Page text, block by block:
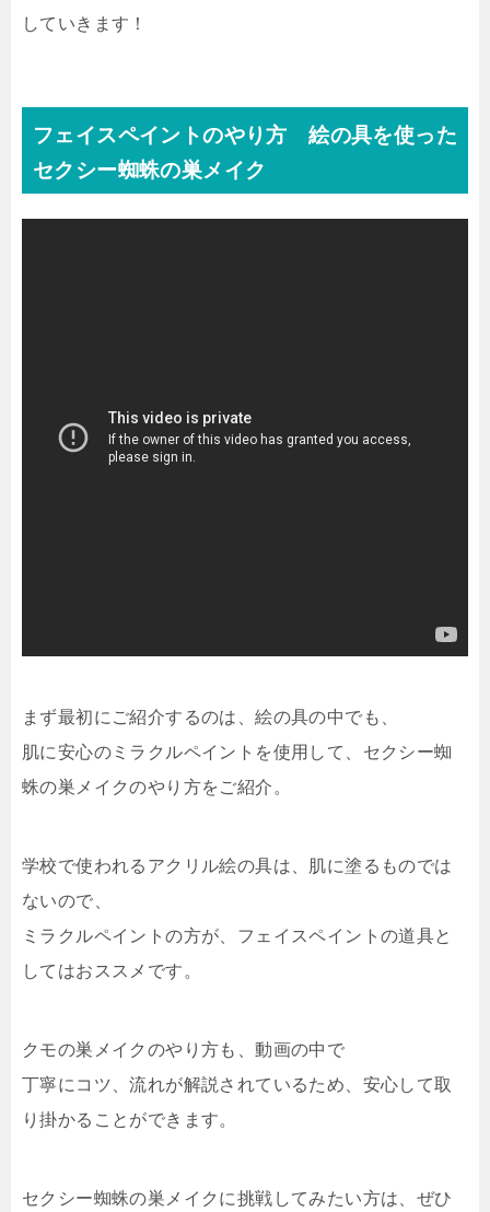
していきます！
フェイスペイントのやり方 絵の具を使った
セクシー蜘蛛の巣メイク
まず最初にご紹介するのは、絵の具の中でも、
肌に安心のミラクルペイントを使用して、セクシー蜘
蛛の巣メイクのやり方をご紹介。
学校で使われるアクリル絵の具は、肌に塗るものでは
ないので、
ミラクルペイントの方が、フェイスペイントの道具と
してはおススメです。
クモの巣メイクのやり方も、動画の中で
丁寧にコツ、流れが解説されているため、安心して取
り掛かることができます。
セクシー蜘蛛の巣メイクに挑戦してみたい方は、ぜひ